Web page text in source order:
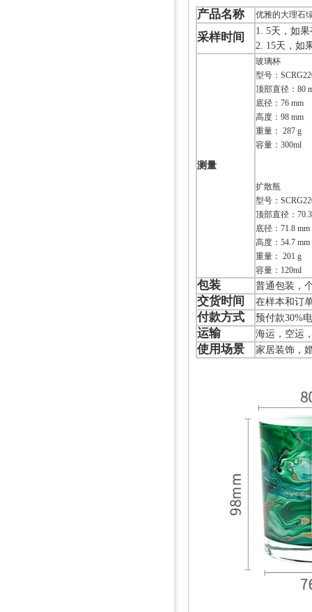
产品名称 优雅的大理石
采样时间
1. 5天，如
2. 15天，如
测量
玻璃杯
型号：
顶部直径：80
底径：76 mm
高度：98 mm
重量： 287 g
容量：300ml
扩散瓶
型号：
顶部直径：
底径：71.8 mm
高度：54.7 mm
重量： 201 g
容量：120ml
包装 普通包装，
交货时间 在样本和订
付款方式 预付款30%
运输 海运，空运
使用场景 家居装饰，